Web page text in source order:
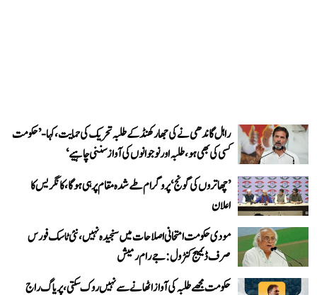
راہل گاندھی نے کی جھارکھنڈ کے طلبہ تحریک کی حمایت، کہا- ’حکومت
کسی کی بھی ہو، طلبہ اور نوجوانوں کی آواز سننی چاہیے‘
’چھاتروں کی گونج‘ پروگرام طے شدہ مقام پر ہی ہوگا، کانگریس کا
اعلان
مودی حکومت امتحانی اصلاحات میں سنجیدہ نہیں، نئی ٹاسک فورس
صرف ڈیمیج کنٹرول: جے رام رمیش
حکومت مجھے طلبہ کی آواز اٹھانے سے نہیں روک سکتی، پریاگ راج